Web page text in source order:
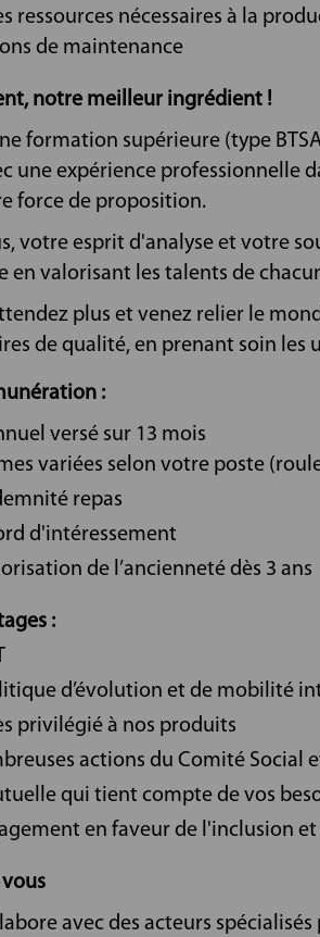
ressources nécessaires à la
de maintenance
notre meilleur ingrédient !
formation supérieure (type
une expérience professionnelle
force de proposition.
votre esprit d'analyse et votre
en valorisant les talents de
plus et venez relier le
de qualité, en prenant soin les
:
versé sur 13 mois
variées selon votre poste
repas
d'intéressement
de l’ancienneté dès 3 ans
:
d’évolution et de mobilité
privilégié à nos produits
actions du Comité Social
qui tient compte de vos
en faveur de l'inclusion
vous
avec des acteurs